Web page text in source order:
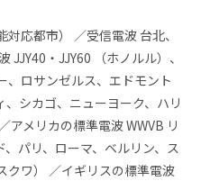
応都市） ／受信電波 台北、
JJY40・JJY60 （ホノルル）、
、ロサンゼルス、エドモント
シカゴ、ニューヨーク、ハリ
アメリカの標準電波 WWVB リ
パリ、ローマ、ベルリン、ス
クワ） ／イギリスの標準電波